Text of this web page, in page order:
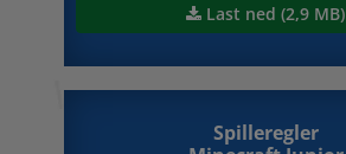
Last ned (2,9 MB)
Spilleregler